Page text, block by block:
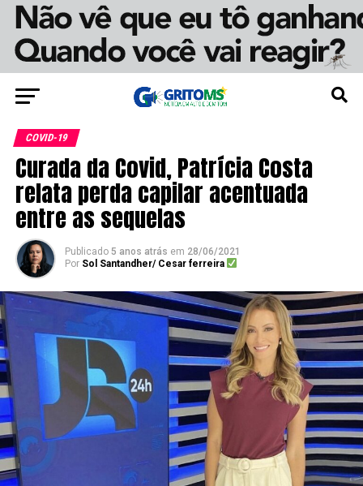
COVID-19
Curada da Covid, Patrícia Costa
relata perda capilar acentuada
entre as sequelas
Publicado 5 anos atrás em 28/06/2021
Por Sol Santandher/ Cesar ferreira